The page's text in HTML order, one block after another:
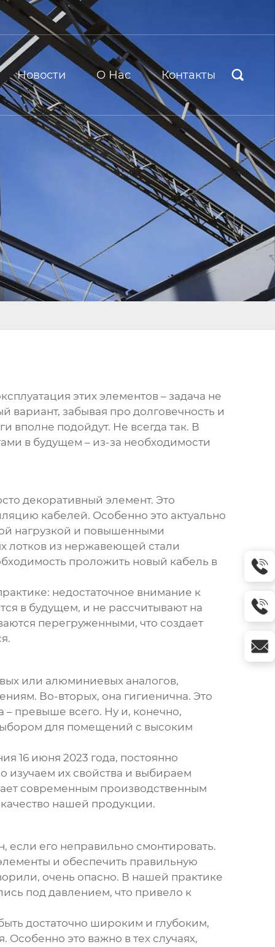
Новости О Hас Контакты 
этих элементов – задача не
вариант, забывая про долговечность и
вполне подойдут. Не всегда так. В
в будущем – из-за необходимости
декоративный элемент. Это
кабелей. Особенно это актуально
нагрузкой и повышенными
лотков из нержавеющей стали
проложить новый кабель в
недостаточное внимание к
в будущем, и не рассчитывают на
перегруженными, что создает
или алюминиевых аналогов,
Во-вторых, она гигиенична. Это
превыше всего. Ну и, конечно,
для помещений с высоким
16 июня 2023 года, постоянно
изучаем их свойства и выбираем
современным производственным
нашей продукции.
если его неправильно смонтировать.
и обеспечить правильную
очень опасно. В нашей практике
под давлением, что привело к
достаточно широким и глубоким,
это важно в тех случаях,